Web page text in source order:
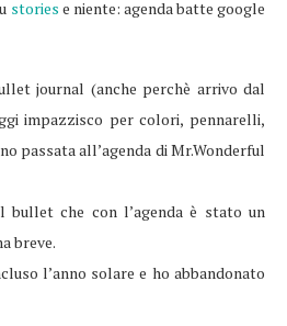
stories e niente: agenda batte google
journal (anche perchè arrivo dal
impazzisco per colori, pennarelli,
passata all’agenda di Mr.Wonderful
bullet che con l’agenda è stato un
breve.
l’anno solare e ho abbandonato